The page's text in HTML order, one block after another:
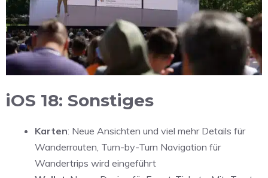
iOS 18: Sonstiges
Karten: Neue Ansichten und viel mehr Details für
Wanderrouten, Turn-by-Turn Navigation für
Wandertrips wird eingeführt